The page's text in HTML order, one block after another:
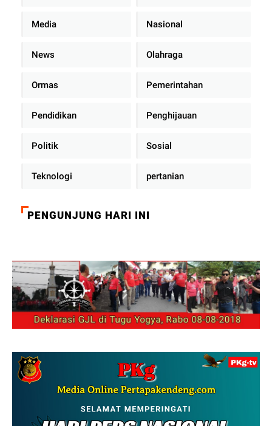
Media Nasional
News Olahraga
Ormas Pemerintahan
Pendidikan Penghijauan
Politik Sosial
Teknologi pertanian
PENGUNJUNG HARI INI